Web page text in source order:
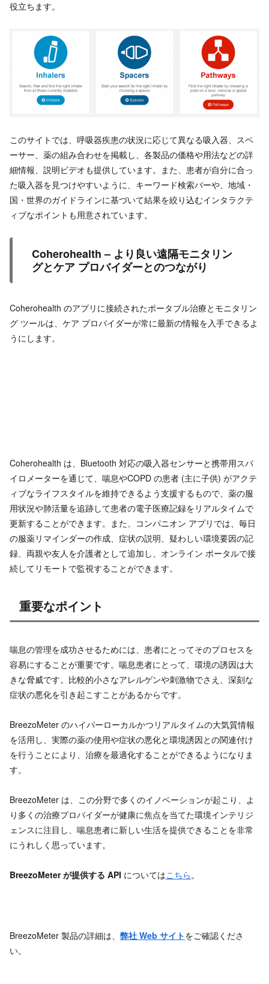
役立ちます。
このサイトでは、呼吸器疾患の状況に応じて異なる吸入器、スペ
ーサー、薬の組み合わせを掲載し、各製品の価格や用法などの詳
細情報、説明ビデオも提供しています。また、患者が自分に合っ
た吸入器を見つけやすいように、キーワード検索バーや、地域・
国・世界のガイドラインに基づいて結果を絞り込むインタラクテ
ィブなポイントも用意されています。
Coherohealth – より良い遠隔モニタリン
グとケア プロバイダーとのつながり
Coherohealth のアプリに接続されたポータブル治療とモニタリン
グ ツールは、ケア プロバイダーが常に最新の情報を入手できるよ
うにします。
Coherohealth は、Bluetooth 対応の吸入器センサーと携帯用スパ
イロメーターを通じて、喘息やCOPD の患者 (主に子供) がアクテ
ィブなライフスタイルを維持できるよう支援するもので、薬の服
用状況や肺活量を追跡して患者の電子医療記録をリアルタイムで
更新することができます。また、コンパニオン アプリでは、毎日
の服薬リマインダーの作成、症状の説明、疑わしい環境要因の記
録、両親や友人を介護者として追加し、オンライン ポータルで接
続してリモートで監視することができます。
重要なポイント
喘息の管理を成功させるためには、患者にとってそのプロセスを
容易にすることが重要です。喘息患者にとって、環境の誘因は大
きな脅威です。比較的小さなアレルゲンや刺激物でさえ、深刻な
症状の悪化を引き起こすことがあるからです。
BreezoMeter のハイパーローカルかつリアルタイムの大気質情報
を活用し、実際の薬の使用や症状の悪化と環境誘因との関連付け
を行うことにより、治療を最適化することができるようになりま
す。
BreezoMeter は、この分野で多くのイノベーションが起こり、よ
り多くの治療プロバイダーが健康に焦点を当てた環境インテリジ
ェンスに注目し、喘息患者に新しい生活を提供できることを非常
にうれしく思っています。
BreezoMeterが提供する API についてはこちら。
BreezoMeter 製品の詳細は、 弊社 Web サイトをご確認くださ
い。